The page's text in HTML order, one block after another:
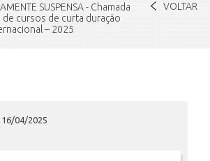
SUSPENSA - Chamada
de cursos de curta duração
– 2025
VOLTAR
16/04/2025